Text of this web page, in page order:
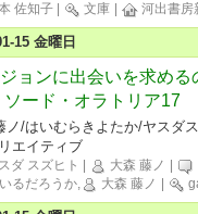
佐知子 文庫 河出書房
15 金曜日
ョンに出会いを求め
ソード・オラトリア17
ノ/はいむらきよたか/ヤスダ
エイティブ
ダ スズヒト 大森 藤ノ
るだろうか,
大森 藤ノ